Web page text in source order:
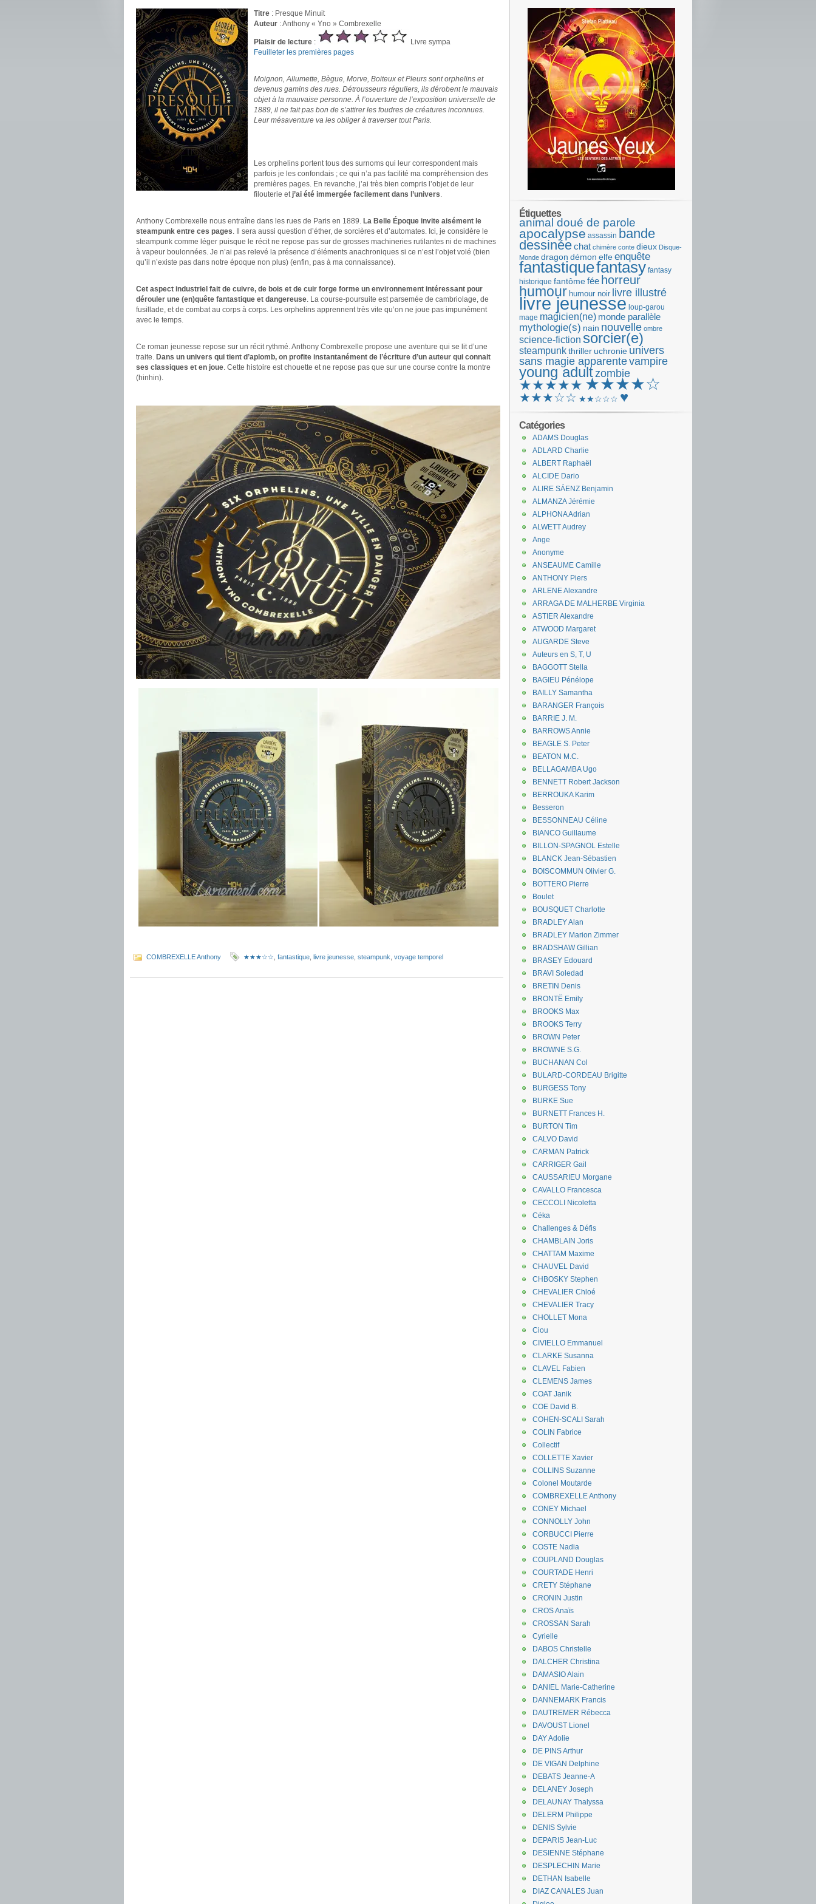
Titre : Presque Minuit
Auteur : Anthony « Yno » Combrexelle
Plaisir de lecture :
Livre sympa
Feuilleter les premières pages
Moignon, Allumette, Bègue, Morve, Boiteux et Pleurs sont orphelins et
devenus gamins des rues. Détrousseurs réguliers, ils dérobent le mauvais
objet à la mauvaise personne. À l’ouverture de l’exposition universelle de
1889, il ne fait pas bon de s’attirer les foudres de créatures inconnues.
Leur mésaventure va les obliger à traverser tout Paris.
Les orphelins portent tous des surnoms qui leur correspondent mais
parfois je les confondais ; ce qui n’a pas facilité ma compréhension des
premières pages. En revanche, j’ai très bien compris l’objet de leur
filouterie et j’ai été immergée facilement dans l’univers.
Anthony Combrexelle nous entraîne dans les rues de Paris en 1889. La Belle Époque invite aisément le
steampunk entre ces pages. Il sera aussi question d’éther, de sorcières et d’automates. Ici, je considère le
steampunk comme léger puisque le récit ne repose pas sur de grosses machineries rutilantes ni de machines
à vapeur boulonnées. Je n’ai pas relevé la présence d’éléments anachroniques si ce n’est l’objet volé (bien
qu’il n’existe pas dans notre époque non plus) (enfin, pas à ma connaissance).
Cet aspect industriel fait de cuivre, de bois et de cuir forge forme un environnement intéressant pour
dérouler une (en)quête fantastique et dangereuse. La course-poursuite est parsemée de cambriolage, de
fusillade, et de combat au corps à corps. Les orphelins apprennent très vite qu’on ne joue pas impunément
avec le temps.
Ce roman jeunesse repose sur un récit rythmé. Anthony Combrexelle propose une aventure qui se lit d’une
traite. Dans un univers qui tient d’aplomb, on profite instantanément de l’écriture d’un auteur qui connait
ses classiques et en joue. Cette histoire est chouette et ne repose pas que sur une course contre la montre
(hinhin).
COMBREXELLE Anthony ★★★☆☆ fantastique livre jeunesse steampunk voyage temporel
Étiquettes
animal doué de parole
apocalypse assassin bande
dessinéechat chimère conte dieux Disque-
Monde dragon démon elfeenquête
fantastiquefantasy fantasy
historique fantômefée horreur
humour humour noir livre illustré
livre jeunesse loup-garou
mage magicien(ne) monde parallèle
mythologie(s) nain nouvelle ombre
science-fiction sorcier(e)
steampunkthriller uchronie univers
sans magie apparentevampire
young adultzombie
★★★★★ ★★★★☆
★★★☆☆ ★★☆☆☆ ♥
Catégories
ADAMS Douglas
ADLARD Charlie
ALBERT Raphaël
ALCIDE Dario
ALIRE SÁENZ Benjamin
ALMANZA Jérémie
ALPHONA Adrian
ALWETT Audrey
Ange
Anonyme
ANSEAUME Camille
ANTHONY Piers
ARLENE Alexandre
ARRAGA DE MALHERBE Virginia
ASTIER Alexandre
ATWOOD Margaret
AUGARDE Steve
Auteurs en S, T, U
BAGGOTT Stella
BAGIEU Pénélope
BAILLY Samantha
BARANGER François
BARRIE J. M.
BARROWS Annie
BEAGLE S. Peter
BEATON M.C.
BELLAGAMBA Ugo
BENNETT Robert Jackson
BERROUKA Karim
Besseron
BESSONNEAU Céline
BIANCO Guillaume
BILLON-SPAGNOL Estelle
BLANCK Jean-Sébastien
BOISCOMMUN Olivier G.
BOTTERO Pierre
Boulet
BOUSQUET Charlotte
BRADLEY Alan
BRADLEY Marion Zimmer
BRADSHAW Gillian
BRASEY Edouard
BRAVI Soledad
BRETIN Denis
BRONTË Emily
BROOKS Max
BROOKS Terry
BROWN Peter
BROWNE S.G.
BUCHANAN Col
BULARD-CORDEAU Brigitte
BURGESS Tony
BURKE Sue
BURNETT Frances H.
BURTON Tim
CALVO David
CARMAN Patrick
CARRIGER Gail
CAUSSARIEU Morgane
CAVALLO Francesca
CECCOLI Nicoletta
Céka
Challenges & Défis
CHAMBLAIN Joris
CHATTAM Maxime
CHAUVEL David
CHBOSKY Stephen
CHEVALIER Chloé
CHEVALIER Tracy
CHOLLET Mona
Ciou
CIVIELLO Emmanuel
CLARKE Susanna
CLAVEL Fabien
CLEMENS James
COAT Janik
COE David B.
COHEN-SCALI Sarah
COLIN Fabrice
Collectif
COLLETTE Xavier
COLLINS Suzanne
Colonel Moutarde
COMBREXELLE Anthony
CONEY Michael
CONNOLLY John
CORBUCCI Pierre
COSTE Nadia
COUPLAND Douglas
COURTADE Henri
CRETY Stéphane
CRONIN Justin
CROS Anaïs
CROSSAN Sarah
Cyrielle
DABOS Christelle
DALCHER Christina
DAMASIO Alain
DANIEL Marie-Catherine
DANNEMARK Francis
DAUTREMER Rébecca
DAVOUST Lionel
DAY Adolie
DE PINS Arthur
DE VIGAN Delphine
DEBATS Jeanne-A
DELANEY Joseph
DELAUNAY Thalyssa
DELERM Philippe
DENIS Sylvie
DEPARIS Jean-Luc
DESIENNE Stéphane
DESPLECHIN Marie
DETHAN Isabelle
DIAZ CANALES Juan